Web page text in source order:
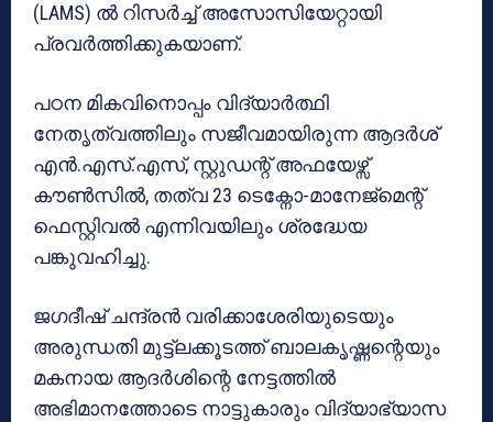
(LAMS) ൽ റിസർച്ച് അസോസിയേറ്റായി
പ്രവർത്തിക്കുകയാണ്.
പഠന മികവിനൊപ്പം വിദ്യാർത്ഥി
നേതൃത്വത്തിലും സജീവമായിരുന്ന ആദർശ്
എൻ.എസ്.എസ്, സ്റ്റുഡന്റ് അഫയേഴ്സ്
കൗൺസിൽ, തത്വ 23 ടെക്നോ-മാനേജ്മെന്റ്
ഫെസ്റ്റിവൽ എന്നിവയിലും ശ്രദ്ധേയ
പങ്കുവഹിച്ചു.
ജഗദീഷ് ചന്ദ്രൻ വരിക്കാശേരിയുടെയും
അരുന്ധതി മുട്ട്ലക്കൂടത്ത് ബാലകൃഷ്ണന്റെയും
മകനായ ആദർശിന്റെ നേട്ടത്തിൽ
അഭിമാനത്തോടെ നാട്ടുകാരും വിദ്യാഭ്യാസ